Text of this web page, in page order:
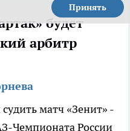
Принять
будет
арбитр
матч «Зенит» -
Чемпионата России